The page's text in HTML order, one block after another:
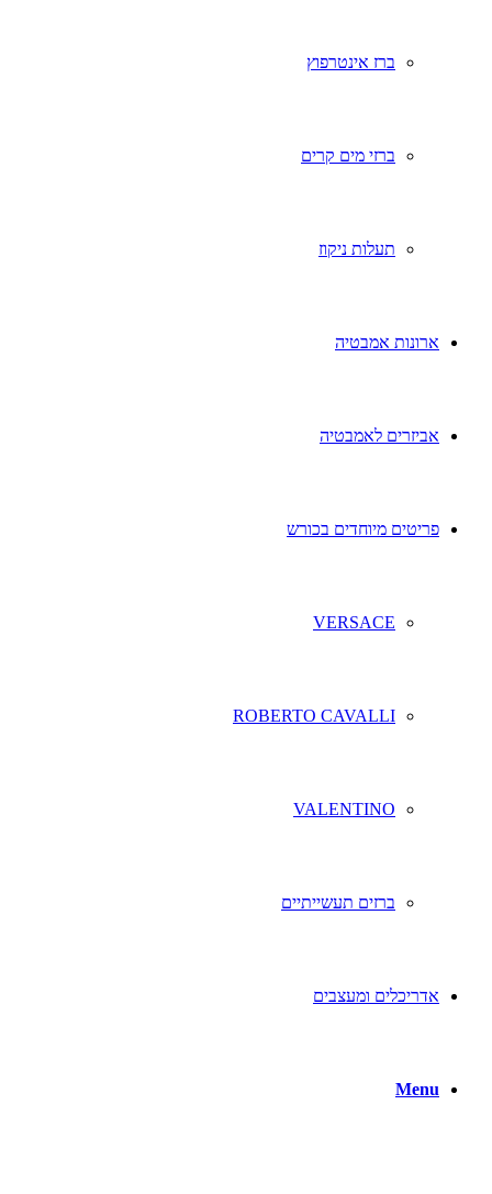
ברז אינטרפוץ
ברזי מים קרים
תעלות ניקוז
ארונות אמבטיה
אביזרים לאמבטיה
פריטים מיוחדים בכורש
VERSACE
ROBERTO CAVALLI
VALENTINO
ברזים תעשייתיים
אדריכלים ומעצבים
Menu